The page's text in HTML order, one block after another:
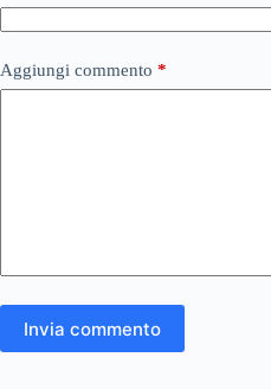
Aggiungi commento *
Invia commento